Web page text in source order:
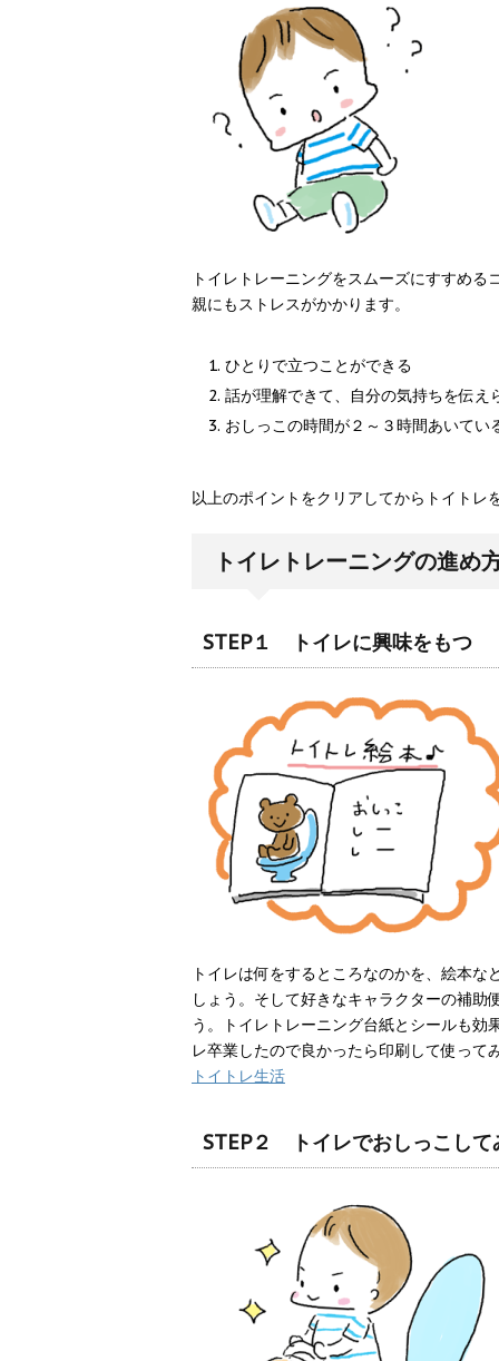
トイレトレーニングをスムーズにすすめ
親にもストレスがかかります。
ひとりで立つことができる
話が理解できて、自分の気持ちを伝え
おしっこの時間が２～３時間あいてい
以上のポイントをクリアしてからトイトレ
トイレトレーニングの進
STEP１ トイレに興味をもつ
トイレは何をするところなのかを、絵本
しょう。そして好きなキャラクターの補
う。トイレトレーニング台紙とシールも効
レ卒業したので良かったら印刷して使っ
トイトレ生活
STEP２ トイレでおしっこして